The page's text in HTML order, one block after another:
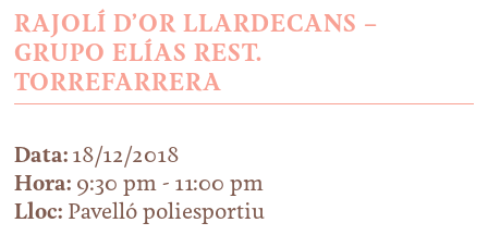
RAJOLÍ D’OR LLARDECANS –
GRUPO ELÍAS REST.
TORREFARRERA
Data: 18/12/2018
Hora: 9:30 pm - 11:00 pm
Lloc: Pavelló poliesportiu